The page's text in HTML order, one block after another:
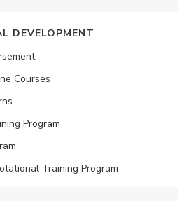
DEVELOPMENT
Courses
Program
Training Program